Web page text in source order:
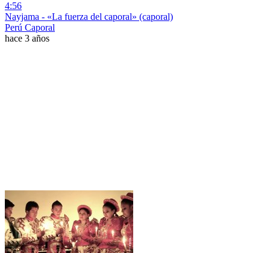
4:56
Nayjama - «La fuerza del caporal» (caporal)
Perú Caporal
hace 3 años